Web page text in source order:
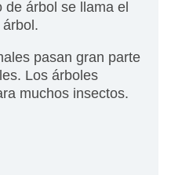
de árbol se llama el
pasan gran parte
Los árboles
muchos insectos.